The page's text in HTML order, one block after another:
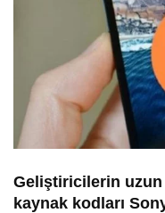
Geliştiricilerin
kaynak kodları